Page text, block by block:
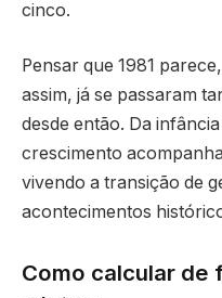
cinco.
Pensar que 1981
assim, já se passaram
desde então. Da
crescimento
vivendo a transição de
acontecimentos
Como calcular de